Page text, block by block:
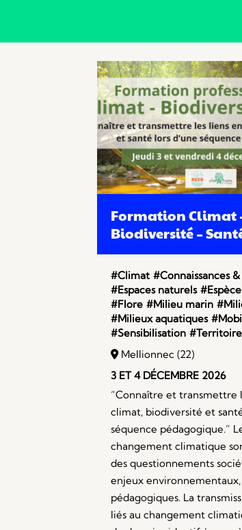
Formation Climat
Biodiversité –
#Climat #Connaissances
#Espaces naturels
#Flore #Milieu marin
#Milieux aquatiques
#Sensibilisation
Mellionnec (22)
3 ET 4 DÉCEMBRE 2026
“Connaître et transmettre
climat, biodiversité et
séquence pédagogique.”
changement climatique
des questionnements
enjeux
pédagogiques. La
liés au changement